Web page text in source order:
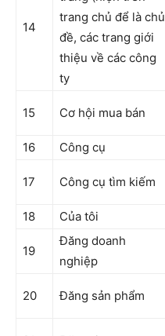
14
trang chủ để là chủ
đề, các trang giới
thiệu về các công
ty
15 Cơ hội mua bán
16 Công cụ
17 Công cụ tìm kiếm
18 Của tôi
19
Đăng doanh
nghiệp
20 Đăng sản phẩm